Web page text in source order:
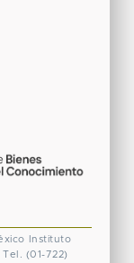
Instituto
(01-722)